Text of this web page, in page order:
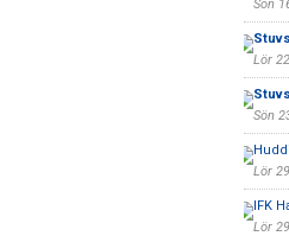
Sön
Lör
Sön
Lör
IFK
Lör